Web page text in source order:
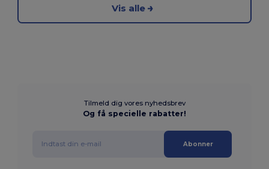
Vis alle
Tilmeld dig vores nyhedsbrev
Og få specielle rabatter!
Abonner